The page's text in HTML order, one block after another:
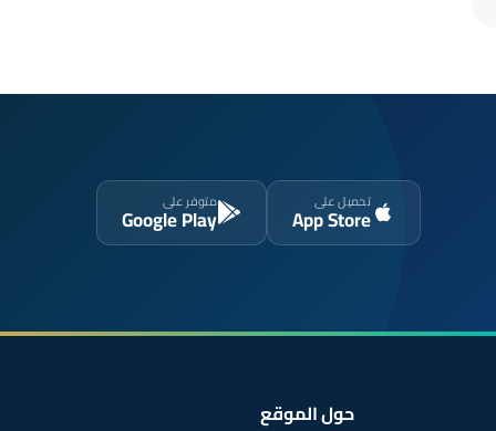
تحميل على
App Store
متوفر على
Google Play
حول الموقع